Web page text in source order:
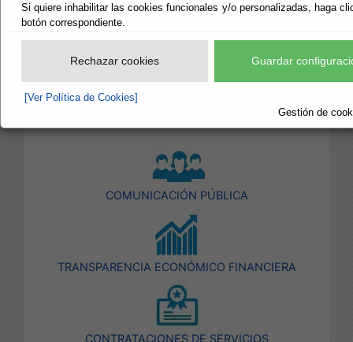
Si quiere inhabilitar las cookies funcionales y/o personalizadas, haga
botón correspondiente.
Rechazar cookies Guardar
[Ver Política de Cookies]
Gestión de
Escuchar
INDICADORES DE PUBLICIDAD ACTIVA
COMUNICACIÓN PÚBLICA
TRANSPARENCIA ECONÓMICO FINANCIERA
CONTRATACIONES DE SERVICIOS